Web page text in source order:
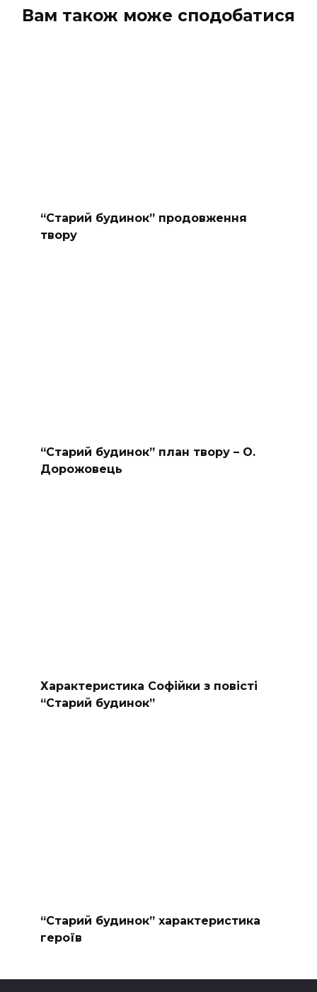
Вам також може сподобатися
“Старий будинок” продовження
твору
“Старий будинок” план твору – О.
Дорожовець
Характеристика Софійки з повісті
“Старий будинок”
“Старий будинок” характеристика
героїв